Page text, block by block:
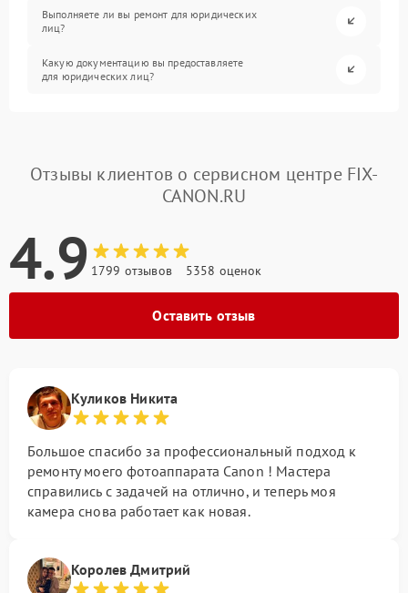
Выполняете ли вы ремонт для юридических
лиц?
Какую документацию вы предоставляете
для юридических лиц?
Отзывы клиентов о сервисном центре FIX-
CANON.RU
4.9 1799 отзывов 5358 оценок
Оставить отзыв
Куликов Никита
Большое спасибо за профессиональный подход к
ремонту моего фотоаппарата Canon ! Мастера
справились с задачей на отлично, и теперь моя
камера снова работает как новая.
Королев Дмитрий